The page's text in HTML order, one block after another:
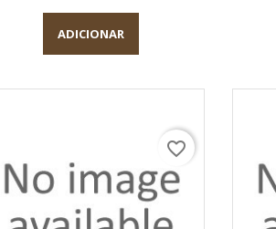
ADICIONAR
favorite_border